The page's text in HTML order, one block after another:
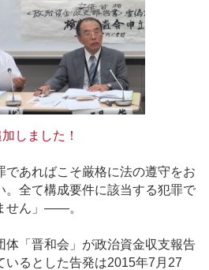
しました！
あればこそ厳格に法の遵守をお
。全て構成要件に該当する犯罪で
せん」——。
「晋和会」が政治資金収支報告
いるとした告発は2015年7月27